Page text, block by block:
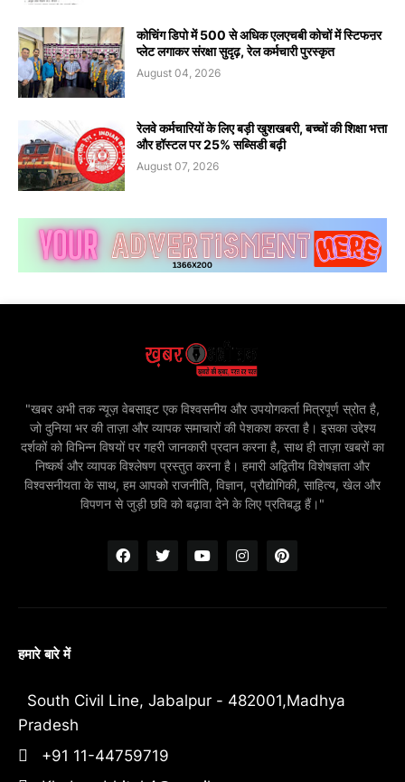
कोचिंग डिपो में 500 से अधिक एलएचबी कोचों में स्टिफऩर
प्लेट लगाकर संरक्षा सुदृढ़, रेल कर्मचारी पुरस्कृत
August 04, 2026
रेलवे कर्मचारियों के लिए बड़ी खुशखबरी, बच्चों की शिक्षा भत्ता
और हॉस्टल पर 25% सब्सिडी बढ़ी
August 07, 2026
"खबर अभी तक न्यूज़ वेबसाइट एक विश्वसनीय और उपयोगकर्ता मित्रपूर्ण स्रोत है,
जो दुनिया भर की ताज़ा और व्यापक समाचारों की पेशकश करता है। इसका उद्देश्य
दर्शकों को विभिन्न विषयों पर गहरी जानकारी प्रदान करना है, साथ ही ताज़ा खबरों का
निष्कर्ष और व्यापक विश्लेषण प्रस्तुत करना है। हमारी अद्वितीय विशेषज्ञता और
विश्वसनीयता के साथ, हम आपको राजनीति, विज्ञान, प्रौद्योगिकी, साहित्य, खेल और
विपणन से जुड़ी छवि को बढ़ावा देने के लिए प्रतिबद्ध हैं।"
हमारे बारे में
South Civil Line, Jabalpur - 482001,Madhya
Pradesh
+91 11-44759719